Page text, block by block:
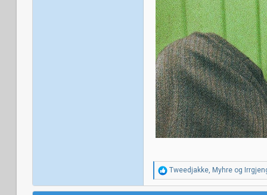
R
e
a
Tweedjakke, Myhre og